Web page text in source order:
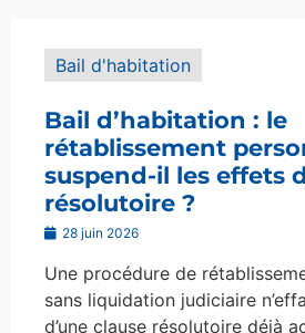
Bail d'habitation
Bail d’habitation : le
rétablissement
suspend-il les effets
résolutoire ?
28 juin 2026
Une procédure de
sans liquidation judiciaire
d’une clause résolutoire déjà